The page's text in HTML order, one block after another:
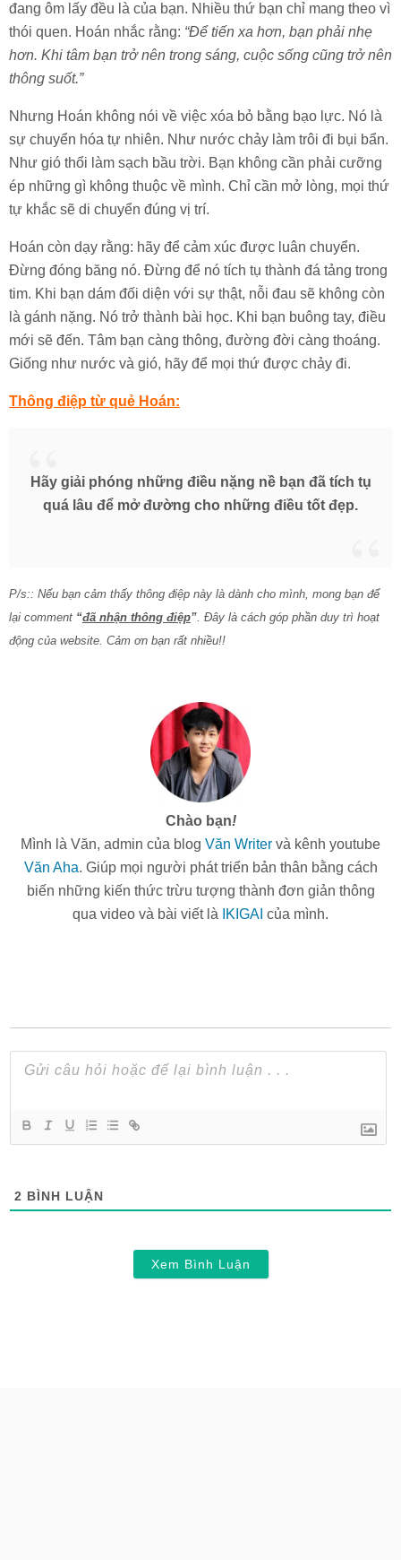
đang ôm lấy đều là của bạn. Nhiều thứ bạn chỉ mang theo vì
thói quen. Hoán nhắc rằng: “Để tiến xa hơn, bạn phải nhẹ
hơn. Khi tâm bạn trở nên trong sáng, cuộc sống cũng trở nên
thông suốt.”
Nhưng Hoán không nói về việc xóa bỏ bằng bạo lực. Nó là
sự chuyển hóa tự nhiên. Như nước chảy làm trôi đi bụi bẩn.
Như gió thổi làm sạch bầu trời. Bạn không cần phải cưỡng
ép những gì không thuộc về mình. Chỉ cần mở lòng, mọi thứ
tự khắc sẽ di chuyển đúng vị trí.
Hoán còn dạy rằng: hãy để cảm xúc được luân chuyển.
Đừng đóng băng nó. Đừng để nó tích tụ thành đá tảng trong
tim. Khi bạn dám đối diện với sự thật, nỗi đau sẽ không còn
là gánh nặng. Nó trở thành bài học. Khi bạn buông tay, điều
mới sẽ đến. Tâm bạn càng thông, đường đời càng thoáng.
Giống như nước và gió, hãy để mọi thứ được chảy đi.
Thông điệp từ quẻ Hoán:
Hãy giải phóng những điều nặng nề bạn đã tích tụ
quá lâu để mở đường cho những điều tốt đẹp.
P/s:: Nếu bạn cảm thấy thông điệp này là dành cho mình, mong bạn để
lại comment “đã nhận thông điệp”. Đây là cách góp phần duy trì hoạt
động của website. Cảm ơn bạn rất nhiều!!
Chào bạn!
Mình là Văn, admin của blog Văn Writer và kênh youtube
Văn Aha. Giúp mọi người phát triển bản thân bằng cách
biến những kiến thức trừu tượng thành đơn giản thông
qua video và bài viết là
IKIGAI của mình.
2 BÌNH LUẬN
Xem Bình Luận